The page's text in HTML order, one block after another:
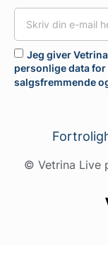
Jeg giver
personlige data
salgsfremmende
© Vetrina Live